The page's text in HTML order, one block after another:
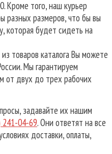
Кроме того, наш курьер
разных размеров, что бы вы
которая будет сидеть на
товаров каталога Вы можете
Мы гарантируем
от двух до трех рабочих
задавайте их нашим
241-04-69. Они ответят на все
доставки, оплаты,